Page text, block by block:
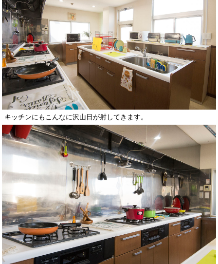
キッチンにもこんなに沢山日が射してきます。